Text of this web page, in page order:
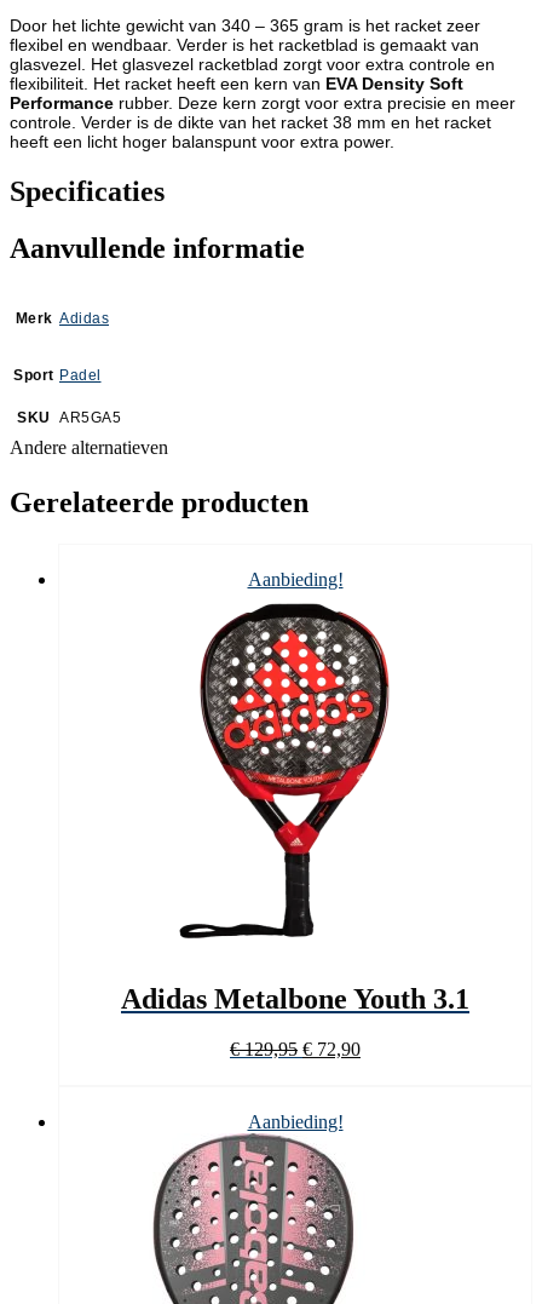
Door het lichte gewicht van 340 – 365 gram is het racket zeer
flexibel en wendbaar. Verder is het racketblad is gemaakt van
glasvezel. Het glasvezel racketblad zorgt voor extra controle en
flexibiliteit. Het racket heeft een kern van EVA Density Soft
Performance rubber. Deze kern zorgt voor extra precisie en meer
controle. Verder is de dikte van het racket 38 mm en het racket
heeft een licht hoger balanspunt voor extra power.
Specificaties
Aanvullende informatie
Merk Adidas
Sport Padel
SKU AR5GA5
Andere alternatieven
Gerelateerde producten
Aanbieding!
Adidas Metalbone Youth 3.1
€129,95 Oorspronkelijke
€ 129,95.
€ 72,90Huidige
Aanbieding!